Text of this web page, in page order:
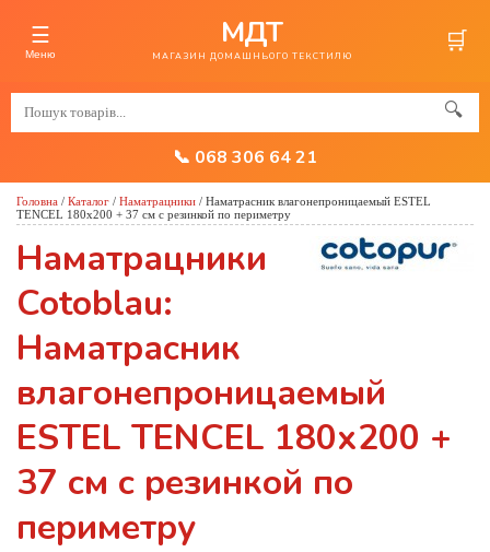
☰
Меню
МДТ
МАГАЗИН ДОМАШНЬОГО ТЕКСТИЛЮ 🛒
🔍
📞 068 306 64 21
Головна / Каталог / Наматрацники / Наматрасник влагонепроницаемый ESTEL
TENCEL 180х200 + 37 см с резинкой по периметру
Наматрацники
Cotoblau:
Наматрасник
влагонепроницаемый
ESTEL TENCEL 180х200 +
37 см с резинкой по
периметру